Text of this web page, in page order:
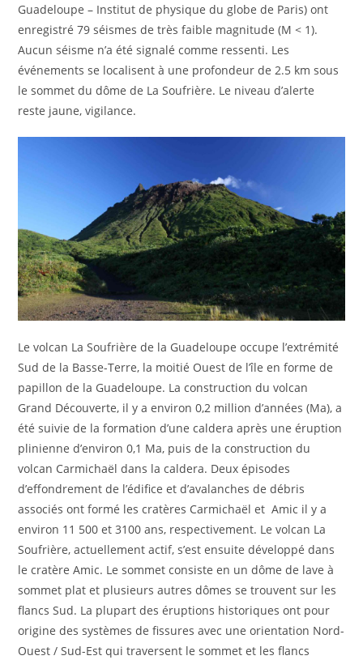
Guadeloupe – Institut de physique du globe de Paris) ont
enregistré 79 séismes de très faible magnitude (M < 1).
Aucun séisme n’a été signalé comme ressenti. Les
événements se localisent à une profondeur de 2.5 km sous
le sommet du dôme de La Soufrière. Le niveau d’alerte
reste jaune, vigilance.
Le volcan La Soufrière de la Guadeloupe occupe l’extrémité
Sud de la Basse-Terre, la moitié Ouest de l’île en forme de
papillon de la Guadeloupe. La construction du volcan
Grand Découverte, il y a environ 0,2 million d’années (Ma), a
été suivie de la formation d’une caldera après une éruption
plinienne d’environ 0,1 Ma, puis de la construction du
volcan Carmichaël dans la caldera. Deux épisodes
d’effondrement de l’édifice et d’avalanches de débris
associés ont formé les cratères Carmichaël et Amic il y a
environ 11 500 et 3100 ans, respectivement. Le volcan La
Soufrière, actuellement actif, s’est ensuite développé dans
le cratère Amic. Le sommet consiste en un dôme de lave à
sommet plat et plusieurs autres dômes se trouvent sur les
flancs Sud. La plupart des éruptions historiques ont pour
origine des systèmes de fissures avec une orientation Nord-
Ouest / Sud-Est qui traversent le sommet et les flancs